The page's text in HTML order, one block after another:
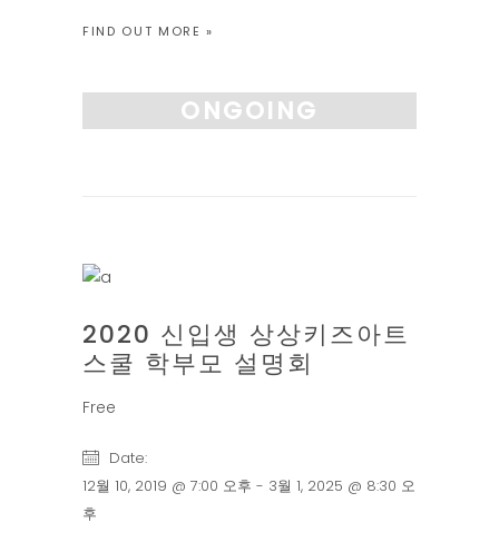
호응해주는 순간이 미술수업의 시작입니다.” 1
에 해야할 여러가지 요소들을 체크하고 스토리
텔링 의 시간을 충분히 선행하며, 적어도 1시간
FIND OUT MORE »
ONGOING
12월
2020 신입생 상상키즈아트
스쿨 학부모 설명회
Free
Date:
12월 10, 2019 @ 7:00 오후 - 3월 1, 2025 @ 8:30 오
후